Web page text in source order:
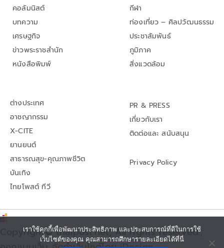
คอลัมนิสต์
บทความ
เศรษฐกิจ
ข่าวพระราชสำนัก
หนังสือพิมพ์
กีฬา
ท่องเที่ยว – ศิลปวัฒนธรรม
ประชาสัมพันธ์
ภูมิภาค
สิ่งแวดล้อม
ต่างประเทศ
อาชญากรรม
X-CITE
ยานยนต์
สาธารณสุข-คุณภาพชีวิต
บันเทิง
ไทยโพสต์ ทีวี
PR & PRESS
เกี่ยวกับเรา
ติดต่อและ สนับสนุน
Privacy Policy
Copyright© thaipost.net, All rights reserved.,
เราใช้คุกกี้เพื่อพัฒนาประสิทธิภาพ และประสบการณ์ที่ดีในการใช้
เว็บไซต์ของคุณ คุณสามารถศึกษารายละเอียดได้ที่นี่